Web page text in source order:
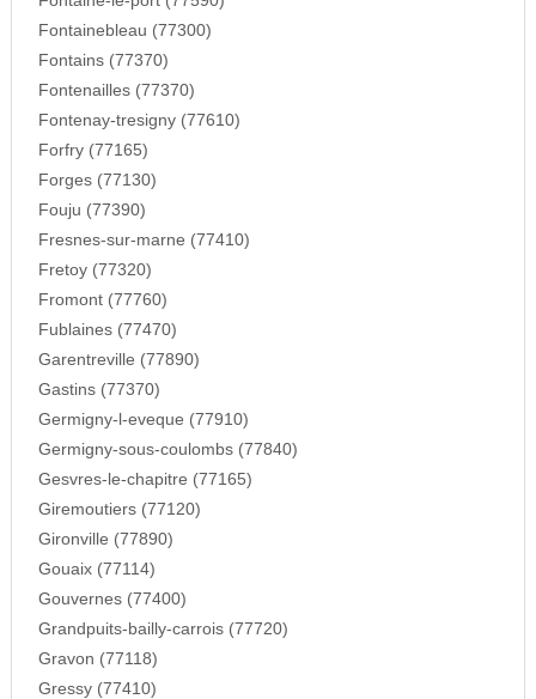
Fontainebleau (77300)
Fontains (77370)
Fontenailles (77370)
Fontenay-tresigny (77610)
Forfry (77165)
Forges (77130)
Fouju (77390)
Fresnes-sur-marne (77410)
Fretoy (77320)
Fromont (77760)
Fublaines (77470)
Garentreville (77890)
Gastins (77370)
Germigny-l-eveque (77910)
Germigny-sous-coulombs (77840)
Gesvres-le-chapitre (77165)
Giremoutiers (77120)
Gironville (77890)
Gouaix (77114)
Gouvernes (77400)
Grandpuits-bailly-carrois (77720)
Gravon (77118)
Gressy (77410)